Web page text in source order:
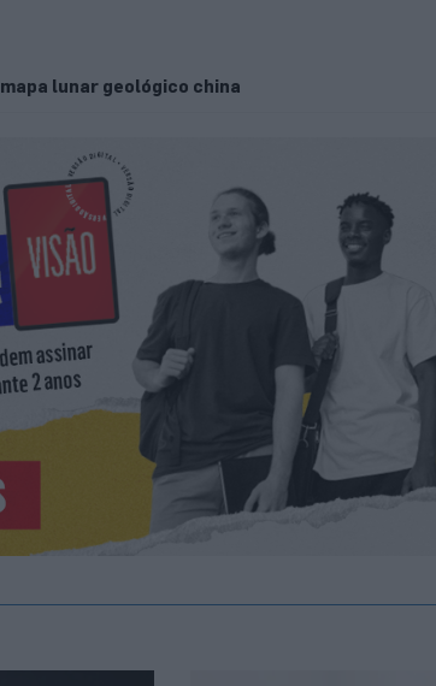
mapa lunar geológico china